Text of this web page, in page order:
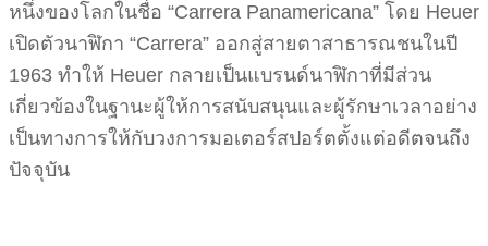
หนึ่งของโลกในชื่อ “Carrera Panamericana” โดย Heuer
เปิดตัวนาฬิกา “Carrera” ออกสู่สายตาสาธารณชนในปี
1963 ทำให้ Heuer กลายเป็นแบรนด์นาฬิกาที่มีส่วน
เกี่ยวข้องในฐานะผู้ให้การสนับสนุนและผู้รักษาเวลาอย่าง
เป็นทางการให้กับวงการมอเตอร์สปอร์ตตั้งแต่อดีตจนถึง
ปัจจุบัน